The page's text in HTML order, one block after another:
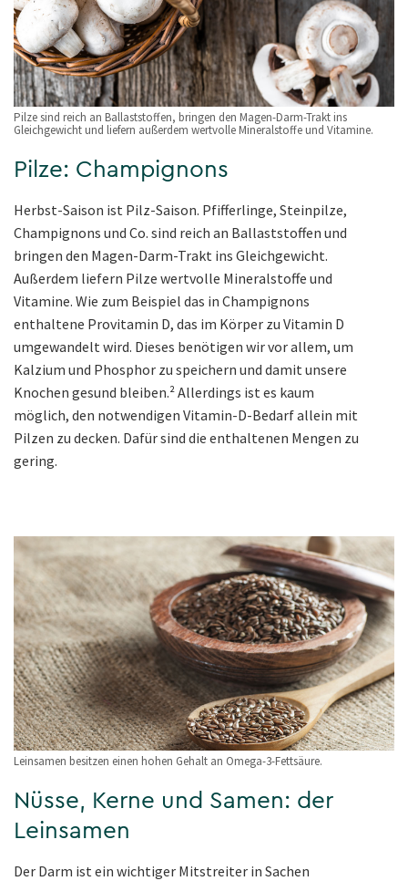
Pilze sind reich an Ballaststoffen, bringen den Magen-Darm-Trakt ins
Gleichgewicht und liefern außerdem wertvolle Mineralstoffe und Vitamine.
Pilze: Champignons
Herbst-Saison ist Pilz-Saison. Pfifferlinge, Steinpilze,
Champignons und Co. sind reich an Ballaststoffen und
bringen den Magen-Darm-Trakt ins Gleichgewicht.
Außerdem liefern Pilze wertvolle Mineralstoffe und
Vitamine. Wie zum Beispiel das in Champignons
enthaltene Provitamin D, das im Körper zu Vitamin D
umgewandelt wird. Dieses benötigen wir vor allem, um
Kalzium und Phosphor zu speichern und damit unsere
Knochen gesund bleiben.² Allerdings ist es kaum
möglich, den notwendigen Vitamin-D-Bedarf allein mit
Pilzen zu decken. Dafür sind die enthaltenen Mengen zu
gering.
Leinsamen besitzen einen hohen Gehalt an Omega-3-Fettsäure.
Nüsse, Kerne und Samen: der
Leinsamen
Der Darm ist ein wichtiger Mitstreiter in Sachen